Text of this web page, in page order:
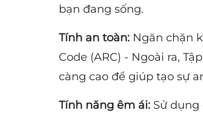
bạn đang sống.
Tính an toàn: Ngăn chặn
Code (ARC) - Ngoài ra,
càng cao để giúp tạo sự
Tính năng êm ái: Sử